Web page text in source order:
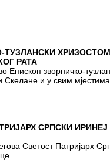
ТУЗЛАНСКИ
РАТА
Епископ зворничко-
Скелане и у свим
СРПСКИ
Светост Патријарх